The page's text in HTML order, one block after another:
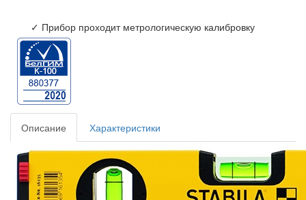
✓ Прибор проходит метрологическую калибровку
Описание Характеристики